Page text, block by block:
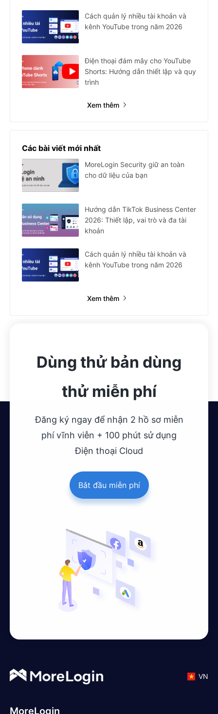
Cách quản lý nhiều tài khoản và
kênh YouTube trong năm 2026
Điện thoại đám mây cho YouTube
Shorts: Hướng dẫn thiết lập và quy
trình
Xem thêm
Các bài viết mới nhất
MoreLogin Security giữ an toàn
cho dữ liệu của bạn
Hướng dẫn TikTok Business Center
2026: Thiết lập, vai trò và đa tài
khoản
Cách quản lý nhiều tài khoản và
kênh YouTube trong năm 2026
Xem thêm
Dùng thử bản dùng
thử miễn phí
Đăng ký ngay để nhận 2 hồ sơ miễn
phí vĩnh viễn + 100 phút sử dụng
Điện thoại Cloud
Bắt đầu miễn phí
VN
MoreLogin